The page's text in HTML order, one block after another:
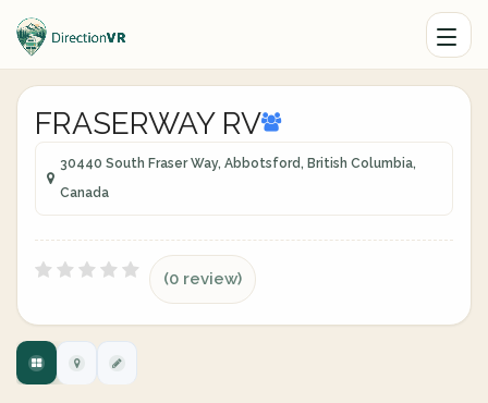
FRASERWAY RV
30440 South Fraser Way, Abbotsford, British Columbia,
Canada
(0 review)